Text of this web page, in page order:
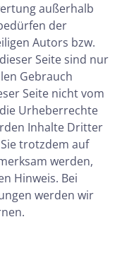
außerhalb
der
Autors bzw.
Seite sind nur
Gebrauch
Seite nicht vom
Urheberrechte
Inhalte Dritter
trotzdem auf
werden,
Hinweis. Bei
werden wir